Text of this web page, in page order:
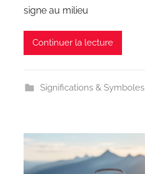
signe au milieu
Continuer la lecture
Significations & Symboles